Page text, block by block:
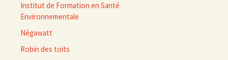
Institut de Formation en Santé
Environnementale
Négawatt
Robin des toits